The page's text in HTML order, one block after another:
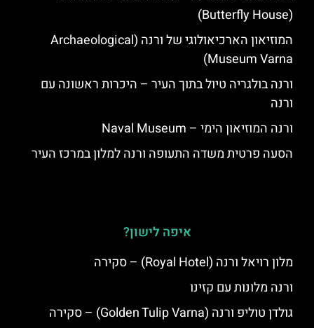
(Butterfly House)
המוזיאון הארכיאולוגי של ורנה (Archaeological
Museum Varna)
ורנה בולגריה טיול בתוך העיר – היכרות ראשונה עם
ורנה
ורנה המוזיאון הימי – Naval Museum
הסעה פרטית משדה התעופה ורנה למלון במרכז העיר
איפה לישון?
מלון רויאל ורנה (Royal Hotel) – סקירה
ורנה מלונות עם קזינו
גולדן טוליפ ורנה (Golden Tulip Varna) – סקירה